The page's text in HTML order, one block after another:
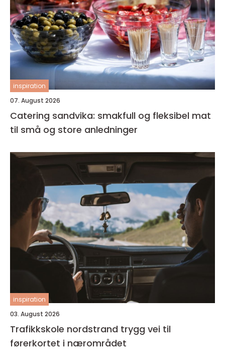
inspiration
07. August 2026
Catering sandvika: smakfull og fleksibel mat
til små og store anledninger
inspiration
03. August 2026
Trafikkskole nordstrand trygg vei til
førerkortet i nærområdet